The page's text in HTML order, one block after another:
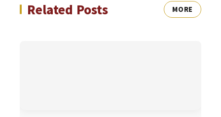
Related Posts MORE